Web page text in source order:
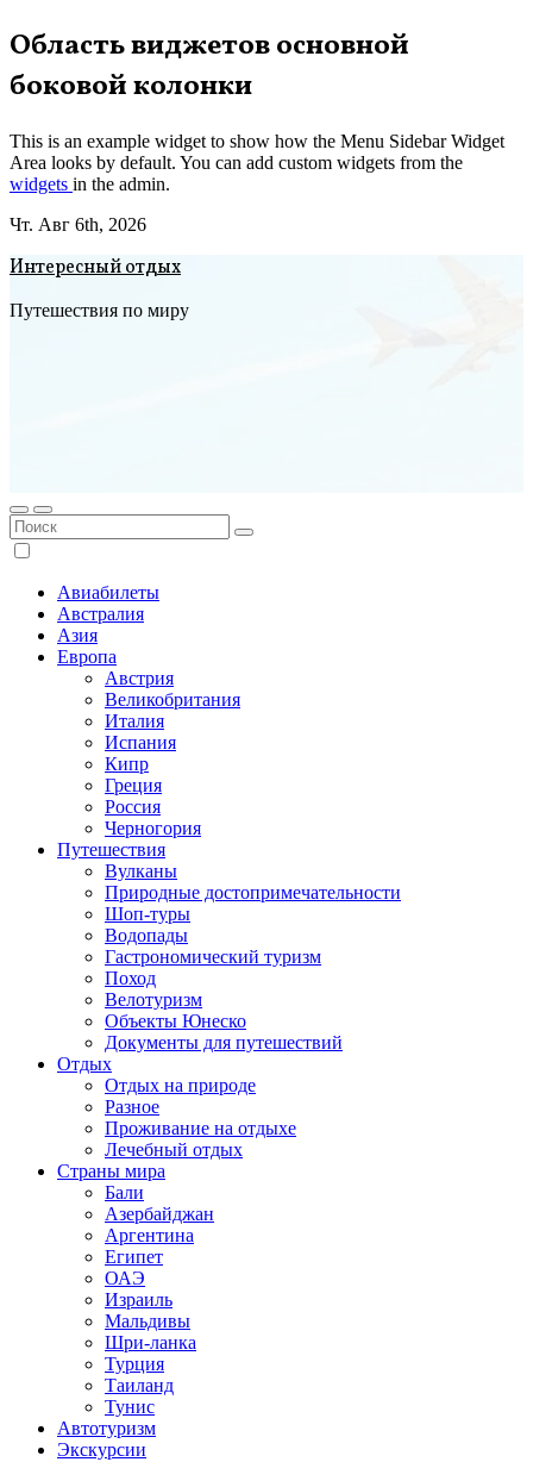
Перейти
к
содержимому
Область виджетов основной
боковой колонки
This is an example widget to show how the Menu Sidebar Widget
Area looks by default. You can add custom widgets from the
widgets in the admin.
Чт. Авг 6th, 2026
Интересный отдых
Путешествия по миру
Авиабилеты
Австралия
Азия
Европа
Австрия
Великобритания
Италия
Испания
Кипр
Греция
Россия
Черногория
Путешествия
Вулканы
Природные достопримечательности
Шоп-туры
Водопады
Гастрономический туризм
Поход
Велотуризм
Объекты Юнеско
Документы для путешествий
Отдых
Отдых на природе
Разное
Проживание на отдыхе
Лечебный отдых
Страны мира
Бали
Азербайджан
Аргентина
Египет
ОАЭ
Израиль
Мальдивы
Шри-ланка
Турция
Таиланд
Тунис
Автотуризм
Экскурсии